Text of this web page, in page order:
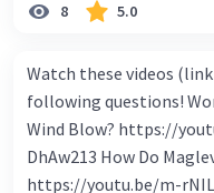
mana bentuk kurva
meningkat di mana
(penawaran uang) naik
Tingkat bunga turun di
beredar (penawaran
atas e. Tingkat bunga
8 5.0
Watch these videos
following questions! Work with
Wind Blow? https://youtu.be/edsNPCwU9ios-28ZWP9f5-
DhAw213 How Do Maglev Trains Work?
https://youtu.be/m-rNILc/